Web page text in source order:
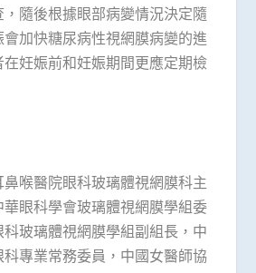
隨後根據眼部病變情況決定隨
加快糖尿病性視網膜病變的進
妊娠前和妊娠期間更應定期檢
喉醫院眼科玻璃體視網膜科主
眼科學會玻璃體視網膜學組委
玻璃體視網膜學組副組長，中
專業常務委員，中國女醫師協